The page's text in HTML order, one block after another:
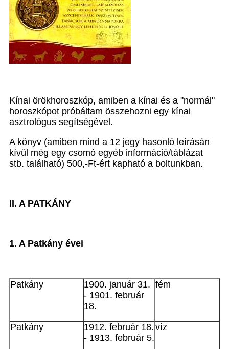
Kínai örökhoroszkóp, amiben a kínai és a "normál"
horoszkópot próbáltam összehozni egy kínai
asztrológus segítségével.
A könyv (amiben mind a 12 jegy hasonló leírásán
kívül még egy csomó egyéb információ/táblázat
stb. található) 500,-Ft-ért kapható a boltunkban.
II. A PATKÁNY
1. A Patkány évei
Patkány
1900. január 31.
- 1901. február
18.
fém
Patkány
1912. február 18.
- 1913. február 5.
víz